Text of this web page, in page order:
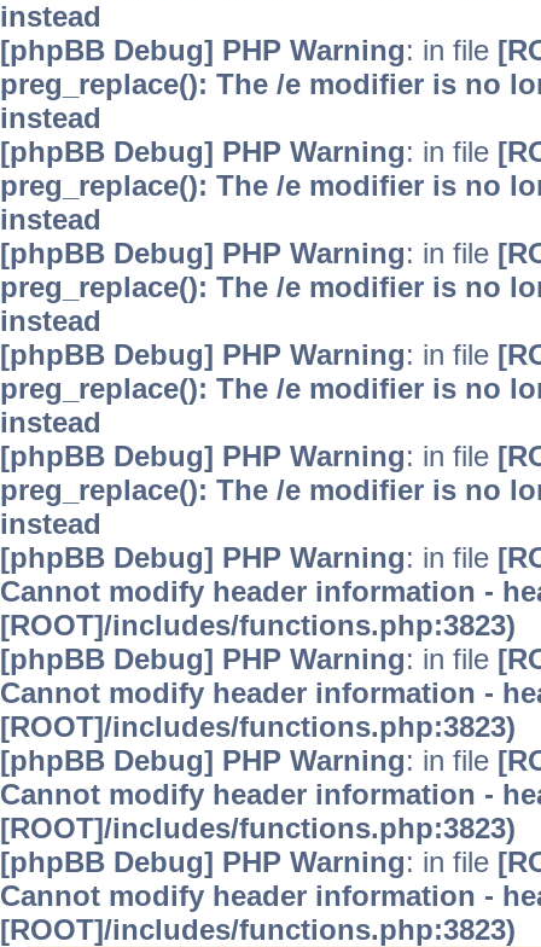
instead
[phpBB Debug] PHP Warning: in file
preg_replace(): The /e modifier is no
instead
[phpBB Debug] PHP Warning: in file
preg_replace(): The /e modifier is no
instead
[phpBB Debug] PHP Warning: in file
preg_replace(): The /e modifier is no
instead
[phpBB Debug] PHP Warning: in file
preg_replace(): The /e modifier is no
instead
[phpBB Debug] PHP Warning: in file
preg_replace(): The /e modifier is no
instead
[phpBB Debug] PHP Warning: in file
Cannot modify header information -
[ROOT]/includes/functions.php:3823)
[phpBB Debug] PHP Warning: in file
Cannot modify header information -
[ROOT]/includes/functions.php:3823)
[phpBB Debug] PHP Warning: in file
Cannot modify header information -
[ROOT]/includes/functions.php:3823)
[phpBB Debug] PHP Warning: in file
Cannot modify header information -
[ROOT]/includes/functions.php:3823)